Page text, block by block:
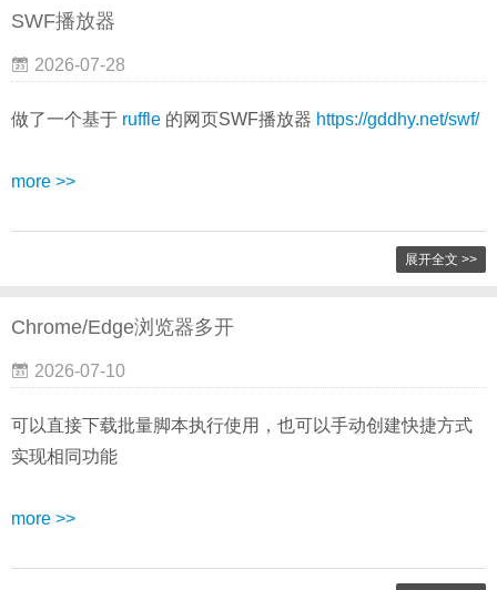
SWF播放器
2026-07-28
做了一个基于 ruffle 的网页SWF播放器 https://gddhy.net/swf/
more >>
展开全文 >>
Chrome/Edge浏览器多开
2026-07-10
可以直接下载批量脚本执行使用，也可以手动创建快捷方式
实现相同功能
more >>